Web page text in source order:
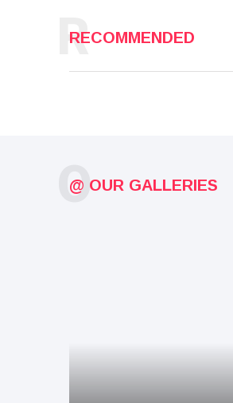
RECOMMENDED
R
@ OUR GALLERIES
O